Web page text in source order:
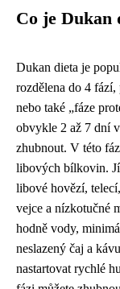
Co je Dukan
Dukan dieta je
rozdělena do 4 fází,
nebo také „fáze
obvykle 2 až 7 dní
zhubnout. V této
libových bílkovin.
libové hovězí,
vejce a nízkotučné
hodně vody,
neslazený čaj a
nastartovat rychlé